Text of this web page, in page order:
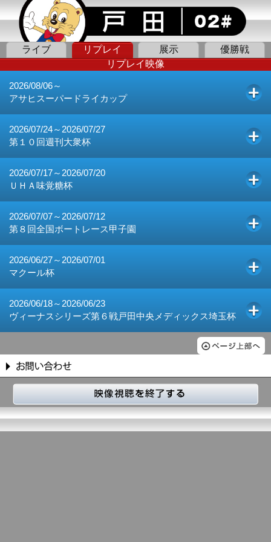
ライブ リプレイ 展示
優勝戦
リプレイ映像
2026/08/06～
アサヒスーパードライカップ
2026/07/24～2026/07/27
第１０回週刊大衆杯
2026/07/17～2026/07/20
ＵＨＡ味覚糖杯
2026/07/07～2026/07/12
第８回全国ボートレース甲子園
2026/06/27～2026/07/01
マクール杯
2026/06/18～2026/06/23
ヴィーナスシリーズ第６戦戸田中央メディックス埼玉杯